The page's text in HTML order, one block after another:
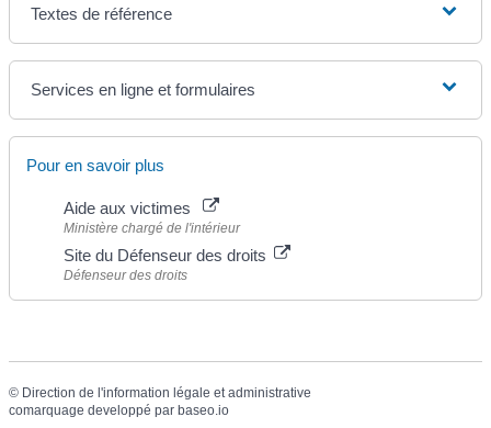
Textes de référence
Services en ligne et formulaires
Pour en savoir plus
Aide aux victimes
Ministère chargé de l'intérieur
Site du Défenseur des droits
Défenseur des droits
© Direction de l'information légale et administrative
comarquage developpé par baseo.io